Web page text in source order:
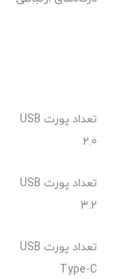
تعداد پورت USB
2.0
تعداد پورت USB
3.2
تعداد پورت USB
Type-C